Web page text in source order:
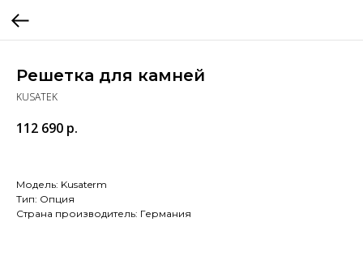
Решетка для камней
KUSATEK
112 690 р.
Модель: Kusaterm
Тип: Опция
Страна производитель: Германия